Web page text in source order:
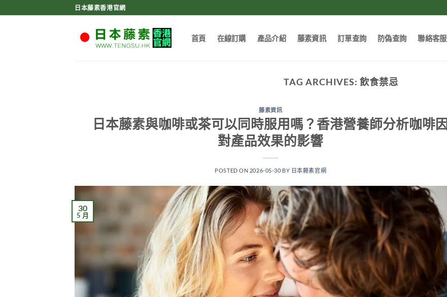
to
日本藤素香港官網
首頁 在線訂購 產品介紹 藤素資訊 訂單查詢 防偽查詢 聯絡客服
TAG ARCHIVES:飲食禁忌
藤素資訊
日本藤素與咖啡或茶可以同時服用嗎？香港營養師分析咖啡因
對產品效果的影響
POSTED ON 2026-05-30 BY 日本藤素官網
30
5 月